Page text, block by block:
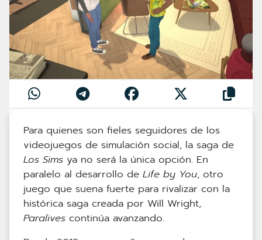
Para quienes son fieles seguidores de los
videojuegos de simulación social, la saga de
Los Sims ya no será la única opción. En
paralelo al desarrollo de Life by You, otro
juego que suena fuerte para rivalizar con la
histórica saga creada por Will Wright,
Paralives continúa avanzando.